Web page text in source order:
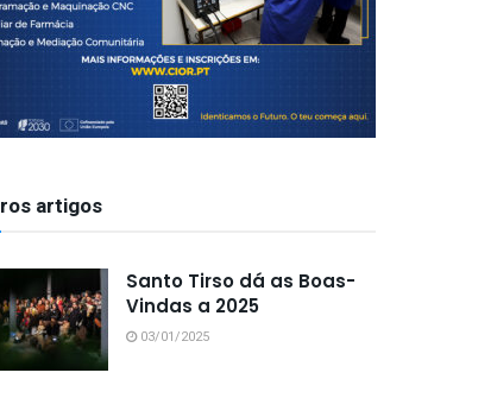
artigos
Santo Tirso dá as Boas-
Vindas a 2025
03/01/2025